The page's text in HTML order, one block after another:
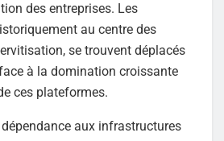
des entreprises. Les
au centre des
se trouvent déplacés
à la domination croissante
ces plateformes.
dépendance aux infrastructures